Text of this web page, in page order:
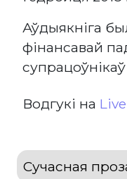
Аўдыякніга
фінансавай
Водгукі на
Сучасная